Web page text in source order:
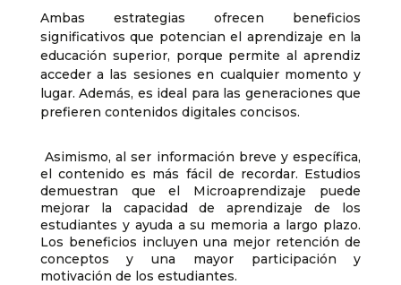
Ambas estrategias ofrecen beneficios
significativos que potencian el aprendizaje en la
educación superior, porque permite al aprendiz
acceder a las sesiones en cualquier momento y
lugar. Además, es ideal para las generaciones que
prefieren contenidos digitales concisos.
Asimismo, al ser información breve y específica,
el contenido es más fácil de recordar. Estudios
demuestran que el Microaprendizaje puede
mejorar la capacidad de aprendizaje de los
estudiantes y ayuda a su memoria a largo plazo.
Los beneficios incluyen una mejor retención de
conceptos y una mayor participación y
motivación de los estudiantes.